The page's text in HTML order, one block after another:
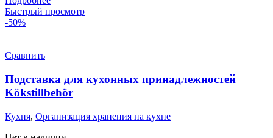
Быстрый просмотр
-50%
Сравнить
Подставка для кухонных принадлежностей
Kökstillbehör
Кухня, Организация хранения на кухне